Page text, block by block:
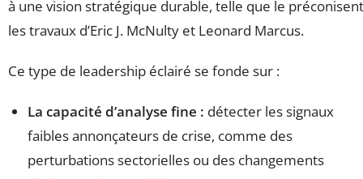
à une vision stratégique durable, telle que le préconisent
les travaux d’Eric J. McNulty et Leonard Marcus.
Ce type de leadership éclairé se fonde sur :
La capacité d’analyse fine : détecter les signaux
faibles annonçateurs de crise, comme des
perturbations sectorielles ou des changements